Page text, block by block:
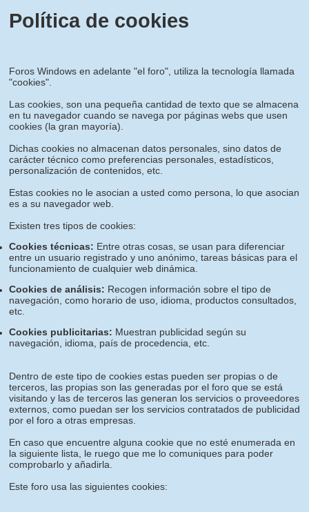
Política de cookies
Foros Windows en adelante "el foro", utiliza la tecnología llamada
"cookies".
Las cookies, son una pequeña cantidad de texto que se almacena
en tu navegador cuando se navega por páginas webs que usen
cookies (la gran mayoría).
Dichas cookies no almacenan datos personales, sino datos de
carácter técnico como preferencias personales, estadísticos,
personalización de contenidos, etc.
Estas cookies no le asocian a usted como persona, lo que asocian
es a su navegador web.
Existen tres tipos de cookies:
Cookies técnicas: Entre otras cosas, se usan para diferenciar
entre un usuario registrado y uno anónimo, tareas básicas para el
funcionamiento de cualquier web dinámica.
Cookies de análisis: Recogen información sobre el tipo de
navegación, como horario de uso, idioma, productos consultados,
etc.
Cookies publicitarias: Muestran publicidad según su
navegación, idioma, país de procedencia, etc.
Dentro de este tipo de cookies estas pueden ser propias o de
terceros, las propias son las generadas por el foro que se está
visitando y las de terceros las generan los servicios o proveedores
externos, como puedan ser los servicios contratados de publicidad
por el foro a otras empresas.
En caso que encuentre alguna cookie que no esté enumerada en
la siguiente lista, le ruego que me lo comuniques para poder
comprobarlo y añadirla.
Este foro usa las siguientes cookies: